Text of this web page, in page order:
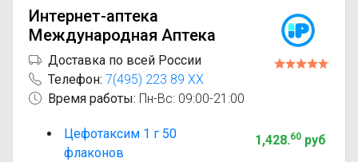
Интернет-аптека
Международная Аптека
Доставка по всей России
Телефон: 7(495) 223 89 XX
Время работы: Пн-Вс: 09:00-21:00
Цефотаксим 1 г 50
флаконов
1,428.60руб